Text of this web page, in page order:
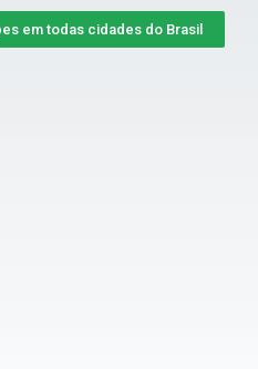
em todas cidades do Brasil